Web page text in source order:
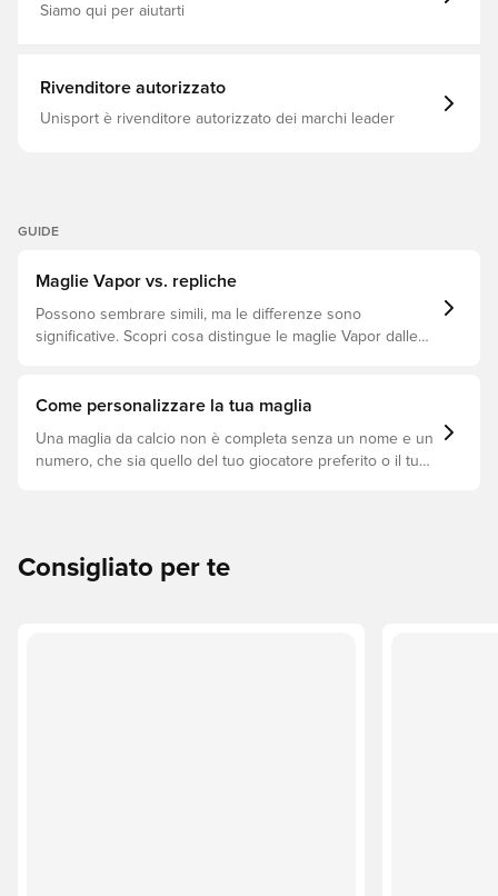
Siamo qui per aiutarti
Rivenditore autorizzato
Unisport è rivenditore autorizzato dei marchi leader
GUIDE
Maglie Vapor vs. repliche
Possono sembrare simili, ma le differenze sono
significative. Scopri cosa distingue le maglie Vapor dalle
Come personalizzare la tua maglia
Una maglia da calcio non è completa senza un nome e un
numero, che sia quello del tuo giocatore preferito o il tuo.
Consigliato per te